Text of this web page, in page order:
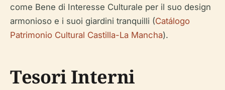
come Bene di Interesse Culturale per il suo design
armonioso e i suoi giardini tranquilli (Catálogo
Patrimonio Cultural Castilla-La Mancha).
Tesori Interni